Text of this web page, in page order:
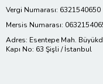
Vergi Numarası: 6321540650
Mersis Numarası:
Adres: Esentepe Mah.
Kapı No: 63 Şişli / İstanbul